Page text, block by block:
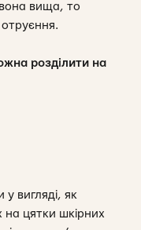
вища, то
отруєння.
розділити на
у вигляді, як
цятки шкірних